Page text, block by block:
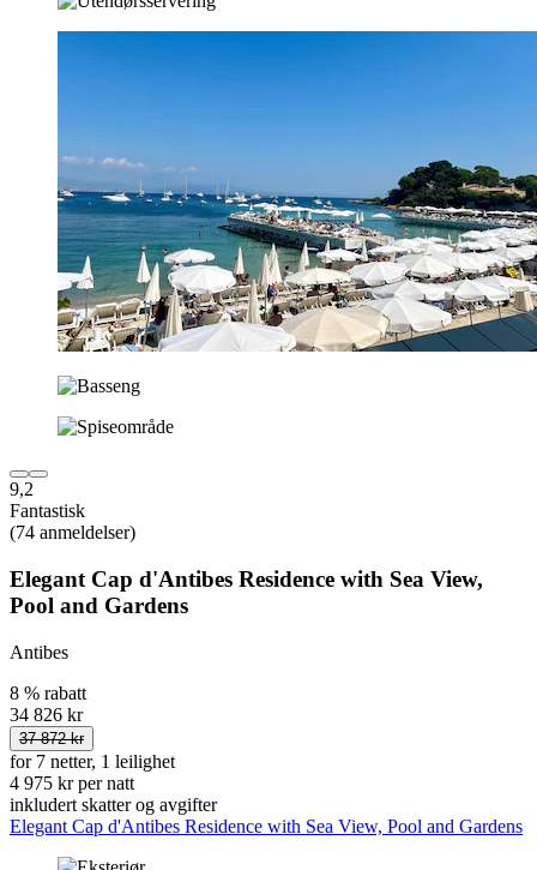
9,2
Fantastisk
(74 anmeldelser)
Elegant Cap d'Antibes Residence with Sea View,
Pool and Gardens
Antibes
8 % rabatt
34 826 kr
37 872 kr
for 7 netter, 1 leilighet
4 975 kr per natt
inkludert skatter og avgifter
Elegant Cap d'Antibes Residence with Sea View, Pool and Gardens